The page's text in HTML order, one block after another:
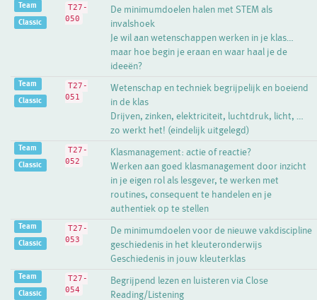
Team
Classic
T27-
050
De minimumdoelen halen met STEM als
invalshoek
Je wil aan wetenschappen werken in je klas…
maar hoe begin je eraan en waar haal je de
ideeën?
Team
Classic
T27-
051
Wetenschap en techniek begrijpelijk en boeiend
in de klas
Drijven, zinken, elektriciteit, luchtdruk, licht, …
zo werkt het! (eindelijk uitgelegd)
Team
Classic
T27-
052
Klasmanagement: actie of reactie?
Werken aan goed klasmanagement door inzicht
in je eigen rol als lesgever, te werken met
routines, consequent te handelen en je
authentiek op te stellen
Team
Classic
T27-
053
De minimumdoelen voor de nieuwe vakdiscipline
geschiedenis in het kleuteronderwijs
Geschiedenis in jouw kleuterklas
Team
Classic
T27-
054
Begrijpend lezen en luisteren via Close
Reading/Listening